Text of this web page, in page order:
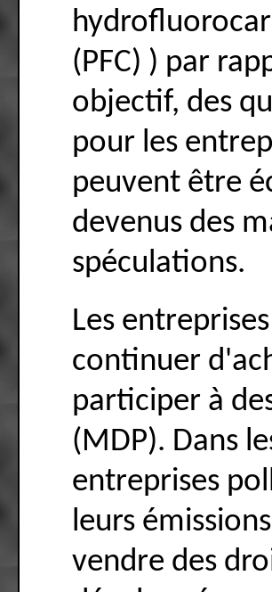
(PFC) ) par
objectif, des
pour les
peuvent être
devenus des
spéculations.
Les
continuer
participer à
(MDP). Dans
entreprises
leurs
vendre des